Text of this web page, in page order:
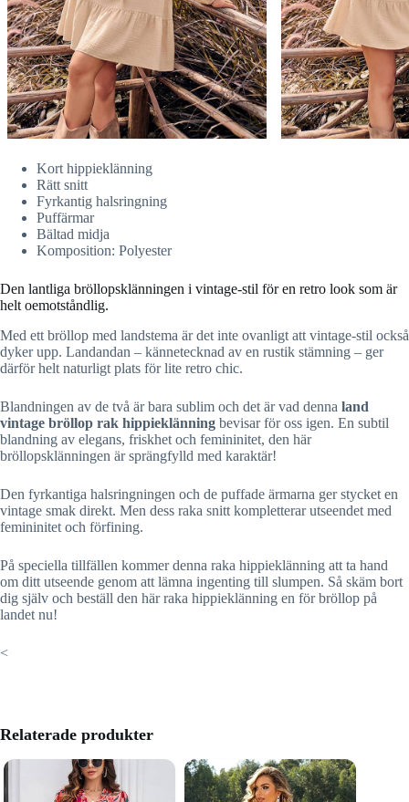
Kort hippieklänning
Rätt snitt
Fyrkantig halsringning
Puffärmar
Bältad midja
Komposition: Polyester
Den lantliga bröllopsklänningen i vintage-stil för en retro look som är
helt oemotståndlig.
Med ett bröllop med landstema är det inte ovanligt att vintage-stil också
dyker upp. Landandan – kännetecknad av en rustik stämning – ger
därför helt naturligt plats för lite retro chic.
Blandningen av de två är bara sublim och det är vad denna land
vintage bröllop rak hippieklänning bevisar för oss igen. En subtil
blandning av elegans, friskhet och femininitet, den här
bröllopsklänningen är sprängfylld med karaktär!
Den fyrkantiga halsringningen och de puffade ärmarna ger stycket en
vintage smak direkt. Men dess raka snitt kompletterar utseendet med
femininitet och förfining.
På speciella tillfällen kommer denna raka hippieklänning att ta hand
om ditt utseende genom att lämna ingenting till slumpen. Så skäm bort
dig själv och beställ den här raka hippieklänning en för bröllop på
landet nu!
<
Relaterade produkter